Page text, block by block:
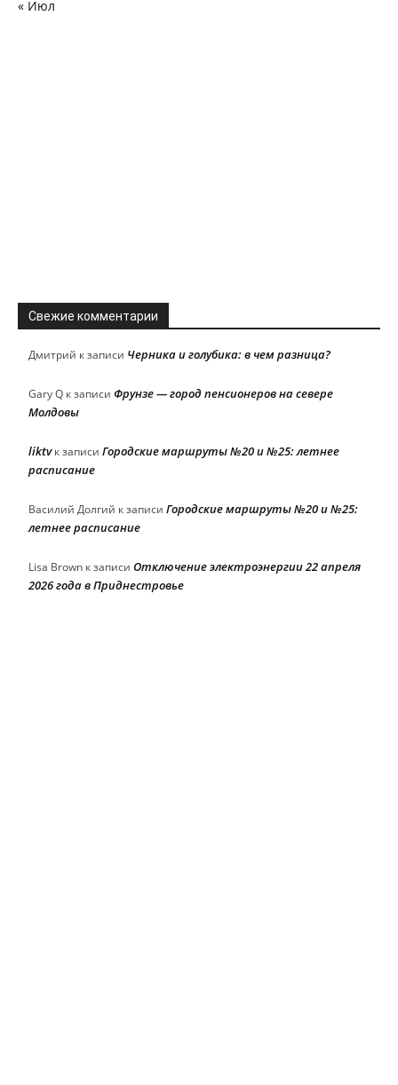
« Июл
Свежие комментарии
Дмитрий к записи Черника и голубика: в чем разница?
Gary Q к записи Фрунзе — город пенсионеров на севере
Молдовы
liktvк записи Городские маршруты №20 и №25: летнее
расписание
Василий Долгий к записи Городские маршруты №20 и №25:
летнее расписание
Lisa Brown к записи Отключение электроэнергии 22 апреля
2026 года в Приднестровье